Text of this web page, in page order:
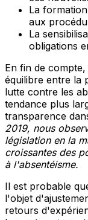
La
aux
La
obligations
En fin de
équilibre entre la
lutte contre les
tendance plus
transparence
2019, nous
législation en la
croissantes des
à l'absentéisme.
Il est probable
l'objet
retours